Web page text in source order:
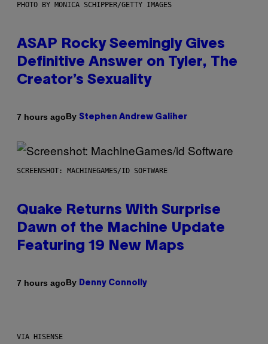
PHOTO BY MONICA SCHIPPER/GETTY IMAGES
ASAP Rocky Seemingly Gives
Definitive Answer on Tyler, The
Creator’s Sexuality
7 hours agoBy Stephen Andrew Galiher
SCREENSHOT: MACHINEGAMES/ID SOFTWARE
Quake Returns With Surprise
Dawn of the Machine Update
Featuring 19 New Maps
7 hours agoBy Denny Connolly
VIA HISENSE